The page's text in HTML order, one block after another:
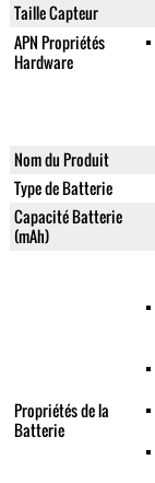
Taille Capteur
APN Propriétés
Hardware
Nom du Produit
Type de Batterie
Capacité Batterie
(mAh)
Propriétés de la
Batterie